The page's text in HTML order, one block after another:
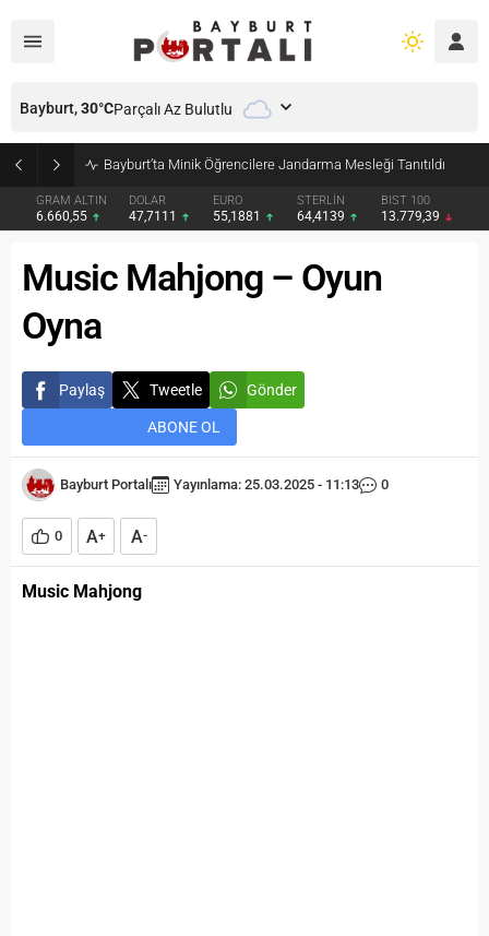
Bayburt’ta Minik Öğrencilere Jandarma Mesleği Tanıtıldı
GRAM ALTIN
6.660,55
DOLAR
47,7111
EURO
55,1881
STERLİN
64,4139
BIST 100
13.779,39
Bayburt,30°CParçalı Az Bulutlu
Music Mahjong – Oyun
Oyna
Paylaş Tweetle Gönder
ABONE OL
Bayburt Portalı Yayınlama: 25.03.2025 - 11:13 0
0 A+ A-
Music Mahjong